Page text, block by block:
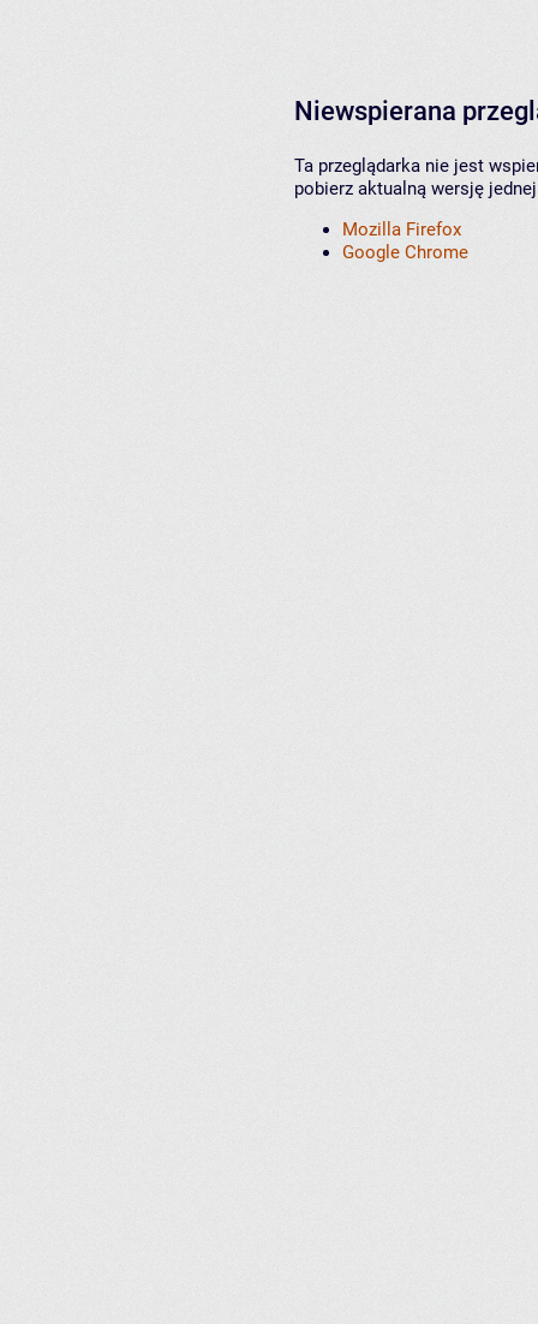
Niewspierana
Ta przeglądarka nie jest
pobierz aktualną wersję
Mozilla Firefox
Google Chrome